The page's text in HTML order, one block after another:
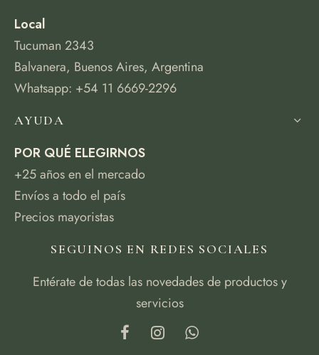
Local
Tucuman 2343
Balvanera, Buenos Aires, Argentina
Whatsapp: +54 11 6669-2296
AYUDA
POR QUÉ ELEGIRNOS
+25 años en el mercado
Envíos a todo el país
Precios mayoristas
SEGUINOS EN REDES SOCIALES
Entérate de todas las novedades de productos y
servicios